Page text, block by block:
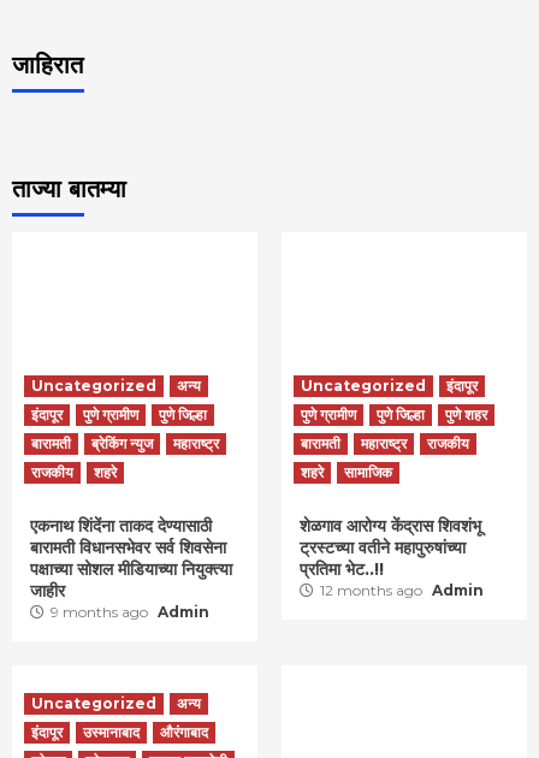
जाहिरात
ताज्या बातम्या
Uncategorized
अन्य
इंदापूर
पुणे ग्रामीण
पुणे जिल्हा
बारामती
ब्रेकिंग न्युज
महाराष्ट्र
राजकीय
शहरे
एकनाथ शिंदेंना ताकद देण्यासाठी
बारामती विधानसभेवर सर्व शिवसेना
पक्षाच्या सोशल मीडियाच्या नियुक्त्या
जाहीर
9 months ago Admin
Uncategorized
इंदापूर
पुणे ग्रामीण
पुणे जिल्हा
पुणे शहर
बारामती
महाराष्ट्र
राजकीय
शहरे
सामाजिक
शेळगाव आरोग्य केंद्रास शिवशंभू
ट्रस्टच्या वतीने महापुरुषांच्या
प्रतिमा भेट..!!
12 months ago Admin
Uncategorized
अन्य
इंदापूर
उस्मानाबाद
औरंगाबाद